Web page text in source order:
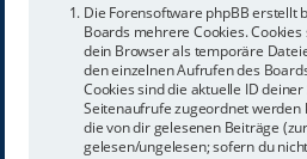
Die Forensoftware phpBB erstellt
Boards mehrere Cookies.
dein Browser als temporäre
den einzelnen Aufrufen des
Cookies sind die aktuelle ID
Seitenaufrufe zugeordnet
die von dir gelesenen Beiträge
gelesen/ungelesen; sofern du